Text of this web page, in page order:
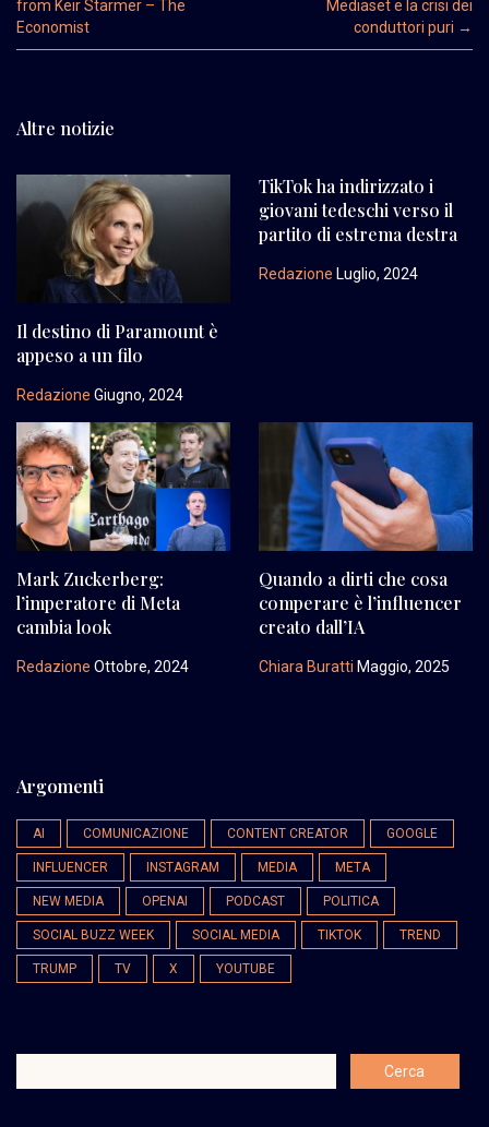
from Keir Starmer – The
Economist
Mediaset e la crisi dei
conduttori puri →
Altre notizie
Il destino di Paramount è
appeso a un filo
Redazione Giugno, 2024
TikTok ha indirizzato i
giovani tedeschi verso il
partito di estrema destra
Redazione Luglio, 2024
Mark Zuckerberg:
l’imperatore di Meta
cambia look
Redazione Ottobre, 2024
Quando a dirti che cosa
comperare è l’influencer
creato dall’IA
Chiara Buratti Maggio, 2025
Argomenti
AI COMUNICAZIONE CONTENT CREATOR GOOGLE
INFLUENCER INSTAGRAM MEDIA META
NEW MEDIA OPENAI PODCAST POLITICA
SOCIAL BUZZ WEEK SOCIAL MEDIA TIKTOK TREND
TRUMP TV X YOUTUBE